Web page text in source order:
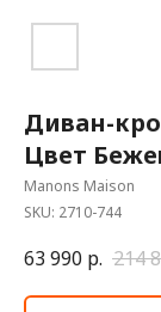
Диван-
Цвет
Manons Maison
SKU: 2710-744
63 990 р. 214